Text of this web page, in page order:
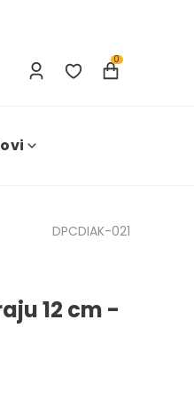
0
DPCDIAK-021
12 cm -